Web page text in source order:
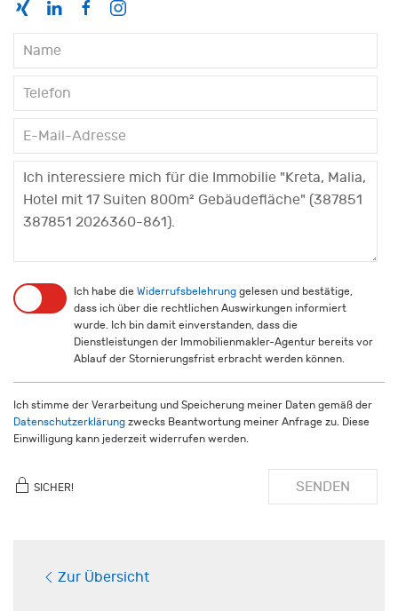
Ich habe die Widerrufsbelehrung gelesen und bestätige,
dass ich über die rechtlichen Auswirkungen informiert
wurde. Ich bin damit einverstanden, dass die
Dienstleistungen der Immobilienmakler-Agentur bereits vor
Ablauf der Stornierungsfrist erbracht werden können.
Ich stimme der Verarbeitung und Speicherung meiner Daten gemäß der
Datenschutzerklärung zwecks Beantwortung meiner Anfrage zu. Diese
Einwilligung kann jederzeit widerrufen werden.
SICHER! SENDEN
Zur Übersicht